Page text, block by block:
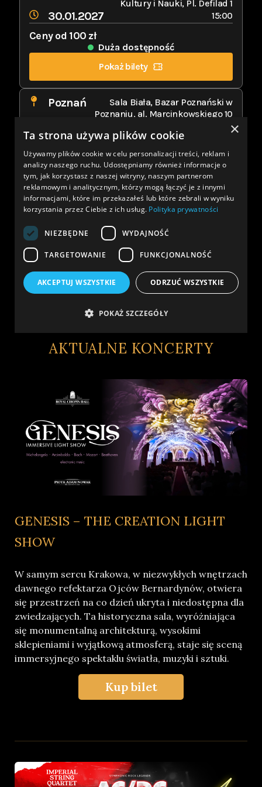
AKTUALNE KONCERTY
GENESIS – THE CREATION LIGHT
SHOW
W samym sercu Krakowa, w niezwykłych wnętrzach
dawnego refektarza Ojców Bernardynów, otwiera
się przestrzeń na co dzień ukryta i niedostępna dla
zwiedzających. Ta historyczna sala, wyróżniająca
się monumentalną architekturą, wysokimi
sklepieniami i wyjątkową atmosferą, staje się sceną
immersyjnego spektaklu światła, muzyki i sztuki.
Kup bilet